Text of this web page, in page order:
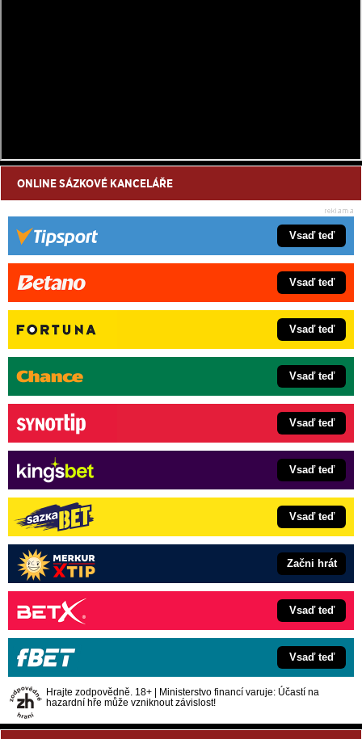
ONLINE SÁZKOVÉ KANCELÁŘE
Vsaď teď
Vsaď teď
Vsaď teď
Vsaď teď
Vsaď teď
Vsaď teď
Vsaď teď
Začni hrát
Vsaď teď
Vsaď teď
Hrajte zodpovědně. 18+ | Ministerstvo financí varuje: Účastí na
hazardní hře může vzniknout závislost!